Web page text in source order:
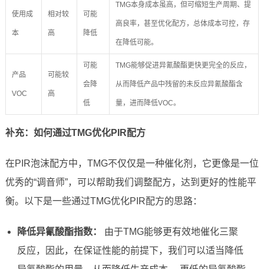
使用成
本
相对较
高
可能
降低
TMG本身成本虽高，但可缩短生产周期、提
高良率，甚至优化配方，总体成本可控，存
在降低可能。
产品
VOC
可能较
高
可能
会降
低
TMG能够促进异氰酸酯更快更完全的反应，
从而降低产品中残留的未反应异氰酸酯含
量，进而降低VOC。
补充：如何通过TMG优化PIR配方
在PIR泡沫配方中，TMG不仅仅是一种催化剂，它更像是一位
优秀的“调音师”，可以帮助我们调整配方，达到更好的性能平
衡。以下是一些通过TMG优化PIR配方的思路：
降低异氰酸酯指数：
由于TMG能够更有效地催化三聚
反应，因此，在保证性能的前提下，我们可以适当降低